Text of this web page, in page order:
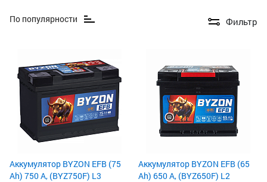
По популярности Фильтр
Аккумулятор BYZON EFB (75
Ah) 750 А, (BYZ750F) L3
Аккумулятор BYZON EFB (65
Ah) 650 А, (BYZ650F) L2